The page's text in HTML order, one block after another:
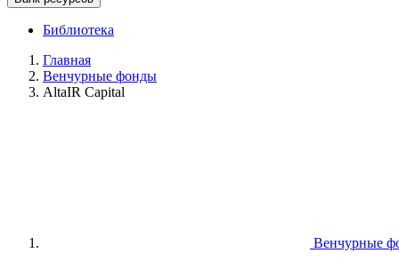
Библиотека
Главная
Венчурные фонды
AltaIR Capital
Венчурные